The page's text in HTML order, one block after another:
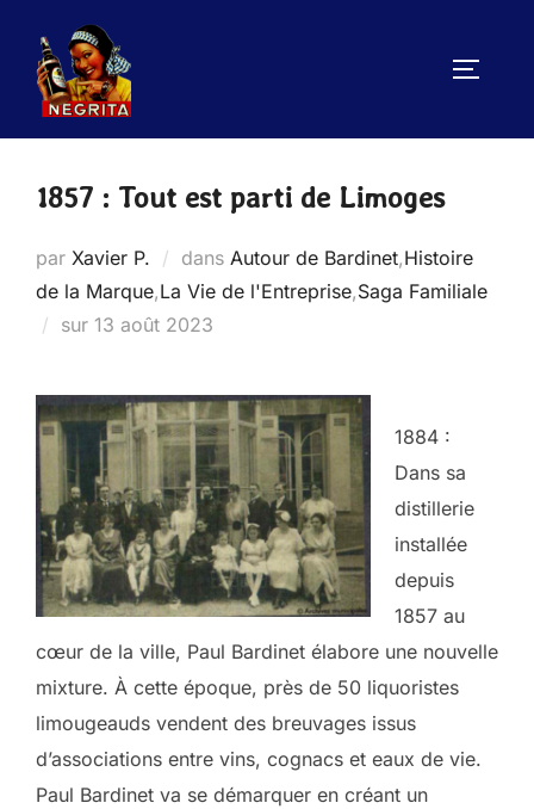
contenu
1857 : Tout est parti de Limoges
par Xavier P. dans Autour de Bardinet,Histoire
de la Marque,La Vie de l'Entreprise,Saga Familiale
sur Publié
13 août 2023
1884 :
Dans sa
distillerie
installée
depuis
1857 au
cœur de la ville, Paul Bardinet élabore une nouvelle
mixture. À cette époque, près de 50 liquoristes
limougeauds vendent des breuvages issus
d’associations entre vins, cognacs et eaux de vie.
Paul Bardinet va se démarquer en créant un